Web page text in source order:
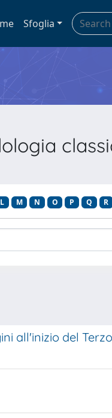
Sfoglia
L M N O P Q R
all'inizio del